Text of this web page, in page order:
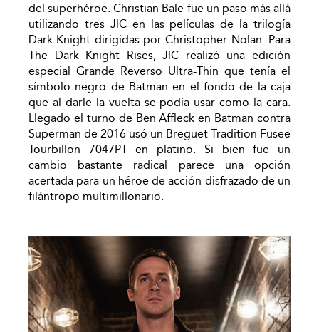
del superhéroe. Christian Bale fue un paso más allá
utilizando tres JlC en las películas de la trilogía
Dark Knight dirigidas por Christopher Nolan. Para
The Dark Knight Rises, JlC realizó una edición
especial Grande Reverso Ultra-Thin que tenía el
símbolo negro de Batman en el fondo de la caja
que al darle la vuelta se podía usar como la cara.
Llegado el turno de Ben Affleck en Batman contra
Superman de 2016 usó un Breguet Tradition Fusee
Tourbillon 7047PT en platino. Si bien fue un
cambio bastante radical parece una opción
acertada para un héroe de acción disfrazado de un
filántropo multimillonario.